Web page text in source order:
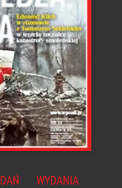
WYDANIA